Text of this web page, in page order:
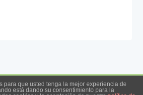
para que usted tenga la mejor experiencia de
está dando su consentimiento para la